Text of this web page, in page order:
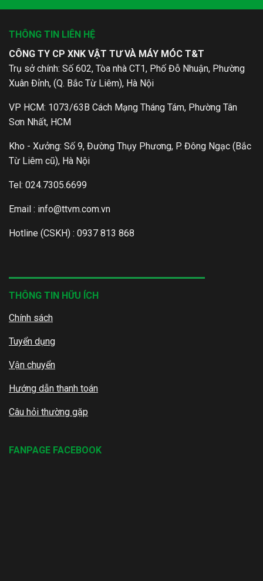
THÔNG TIN HỮU ÍCH
Chính sách
Tuyển dụng
Vận chuyển
Hướng dẫn thanh toán
Câu hỏi thường gặp
THÔNG TIN LIÊN HỆ
CÔNG TY CP XNK VẬT TƯ VÀ MÁY MÓC T&T
Trụ sở chính: Số 602, Tòa nhà CT1, Phố Đỗ Nhuận, Phường
Xuân Đỉnh, (Q. Bắc Từ Liêm), Hà Nội
VP HCM: 1073/63B Cách Mạng Tháng Tám, Phường Tân
Sơn Nhất, HCM
Kho - Xưởng: Số 9, Đường Thụy Phương, P. Đông Ngạc (Bắc
Từ Liêm cũ), Hà Nội
Tel: 024.7305.6699
Email : info@ttvm.com.vn
Hotline (CSKH) : 0937 813 868
FANPAGE FACEBOOK